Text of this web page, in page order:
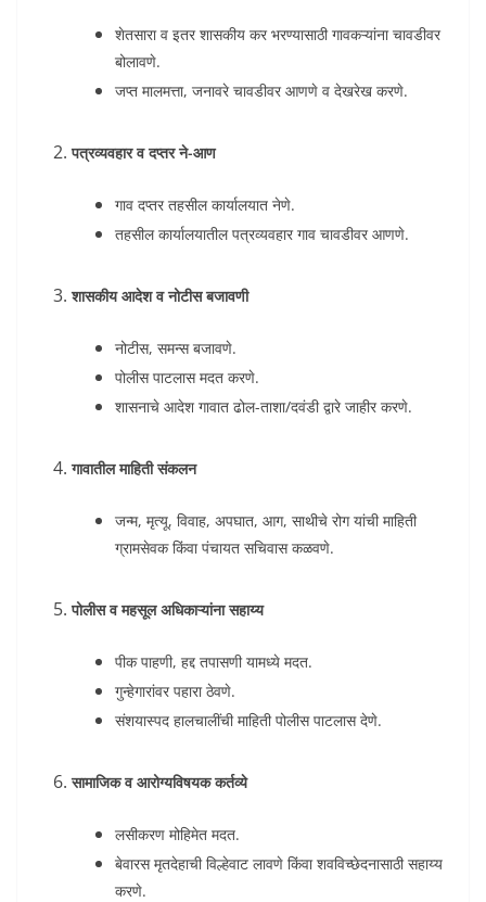
शेतसारा व इतर शासकीय कर भरण्यासाठी गावकऱ्यांना चावडीवर
बोलावणे.
जप्त मालमत्ता, जनावरे चावडीवर आणणे व देखरेख करणे.
पत्रव्यवहार व दप्तर ने-आण
गाव दप्तर तहसील कार्यालयात नेणे.
तहसील कार्यालयातील पत्रव्यवहार गाव चावडीवर आणणे.
शासकीय आदेश व नोटीस बजावणी
नोटीस, समन्स बजावणे.
पोलीस पाटलास मदत करणे.
शासनाचे आदेश गावात ढोल-ताशा/दवंडी द्वारे जाहीर करणे.
गावातील माहिती संकलन
जन्म, मृत्यू, विवाह, अपघात, आग, साथीचे रोग यांची माहिती
ग्रामसेवक किंवा पंचायत सचिवास कळवणे.
पोलीस व महसूल अधिकाऱ्यांना सहाय्य
पीक पाहणी, हद्द तपासणी यामध्ये मदत.
गुन्हेगारांवर पहारा ठेवणे.
संशयास्पद हालचालींची माहिती पोलीस पाटलास देणे.
सामाजिक व आरोग्यविषयक कर्तव्ये
लसीकरण मोहिमेत मदत.
बेवारस मृतदेहाची विल्हेवाट लावणे किंवा शवविच्छेदनासाठी सहाय्य
करणे.